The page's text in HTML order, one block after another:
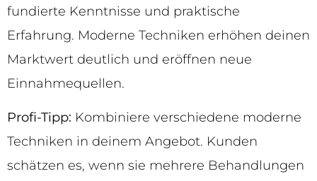
fundierte Kenntnisse und praktische
Erfahrung. Moderne Techniken erhöhen deinen
Marktwert deutlich und eröffnen neue
Einnahmequellen.
Profi-Tipp: Kombiniere verschiedene moderne
Techniken in deinem Angebot. Kunden
schätzen es, wenn sie mehrere Behandlungen